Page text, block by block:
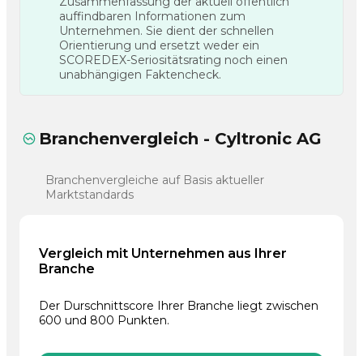
auffindbaren Informationen zum
Unternehmen. Sie dient der schnellen
Orientierung und ersetzt weder ein
SCOREDEX-Seriositätsrating noch einen
unabhängigen Faktencheck.
Branchenvergleich - Cyltronic AG
Branchenvergleiche auf Basis aktueller
Marktstandards
Vergleich mit Unternehmen aus Ihrer
Branche
Der Durschnittscore Ihrer Branche liegt zwischen
600 und 800 Punkten.